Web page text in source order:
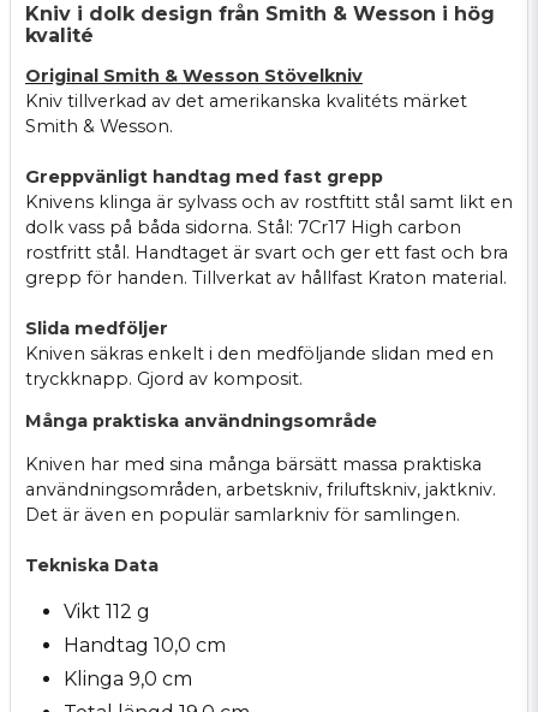
Kniv i dolk design från Smith & Wesson i hög
kvalité
Original Smith & Wesson Stövelkniv
Kniv tillverkad av det amerikanska kvalitéts märket
Smith & Wesson.
Greppvänligt handtag med fast grepp
Knivens klinga är sylvass och av rostftitt stål samt likt en
dolk vass på båda sidorna. Stål: 7Cr17 High carbon
rostfritt stål. Handtaget är svart och ger ett fast och bra
grepp för handen. Tillverkat av hållfast Kraton material.
Slida medföljer
Kniven säkras enkelt i den medföljande slidan med en
tryckknapp. Gjord av komposit.
Många praktiska användningsområde
Kniven har med sina många bärsätt massa praktiska
användningsområden, arbetskniv, friluftskniv, jaktkniv.
Det är även en populär samlarkniv för samlingen.
Tekniska Data
Vikt 112 g
Handtag 10,0 cm
Klinga 9,0 cm